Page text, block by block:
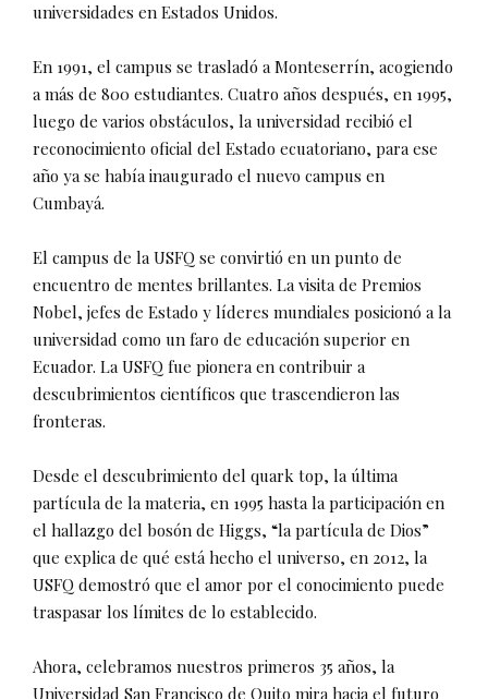
universidades en Estados Unidos.
En 1991, el campus se trasladó a Monteserrín, acogiendo
a más de 800 estudiantes. Cuatro años después, en 1995,
luego de varios obstáculos, la universidad recibió el
reconocimiento oficial del Estado ecuatoriano, para ese
año ya se había inaugurado el nuevo campus en
Cumbayá.
El campus de la USFQ se convirtió en un punto de
encuentro de mentes brillantes. La visita de Premios
Nobel, jefes de Estado y líderes mundiales posicionó a la
universidad como un faro de educación superior en
Ecuador. La USFQ fue pionera en contribuir a
descubrimientos científicos que trascendieron las
fronteras.
Desde el descubrimiento del quark top, la última
partícula de la materia, en 1995 hasta la participación en
el hallazgo del bosón de Higgs, “la partícula de Dios”
que explica de qué está hecho el universo, en 2012, la
USFQ demostró que el amor por el conocimiento puede
traspasar los límites de lo establecido.
Ahora, celebramos nuestros primeros 35 años, la
Universidad San Francisco de Quito mira hacia el futuro